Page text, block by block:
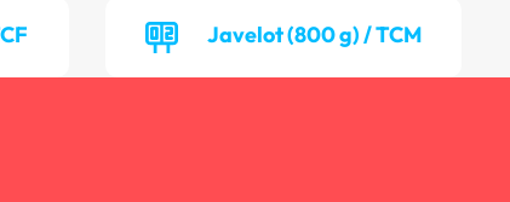
Javelot (800 g) / TCM